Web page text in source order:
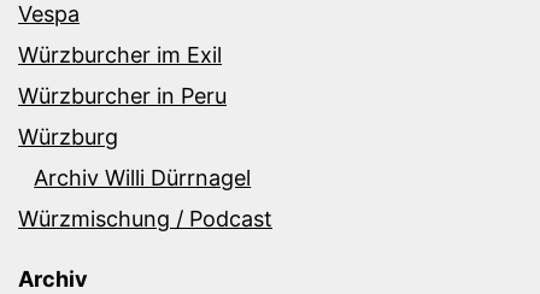
Vespa
Würzburcher im Exil
Würzburcher in Peru
Würzburg
Archiv Willi Dürrnagel
Würzmischung / Podcast
Archiv